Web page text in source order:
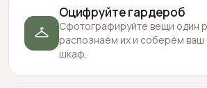
Оцифруйте гардероб
Сфотографируйте вещи один
распознаём их и соберём
шкаф.